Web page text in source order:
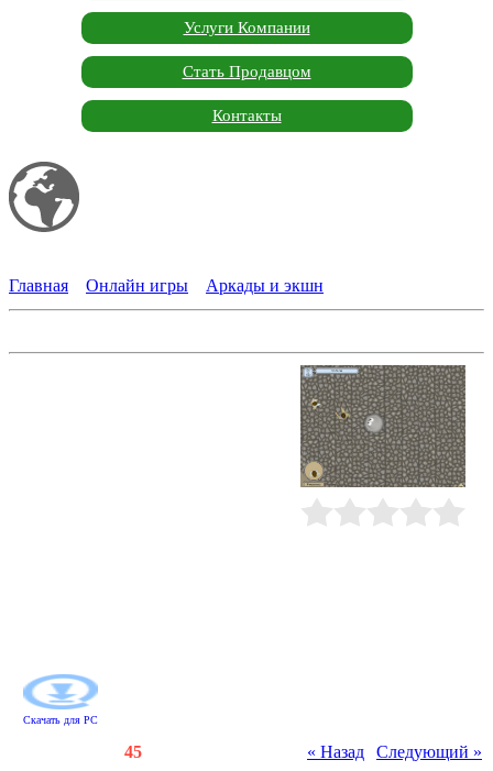
Услуги Компании
Стать Продавцом
Контакты
Главная
Онлайн игры Аркады и экшн
Скачать для PC
« Назад Следующий »
45